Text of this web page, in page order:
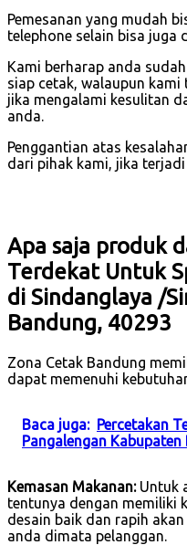
Pemesanan yang mudah
telephone selain bisa juga
Kami berharap anda
siap cetak, walaupun
jika mengalami kesulitan
anda.
Penggantian atas
dari pihak kami, jika
Apa saja produk
Terdekat Untuk
di Sindanglaya /
Bandung, 40293
Zona Cetak Bandung
dapat memenuhi
Baca juga: Percetakan
Pangalengan
Kemasan Makanan:Untuk
tentunya dengan memiliki
desain baik dan rapih
anda dimata pelanggan.